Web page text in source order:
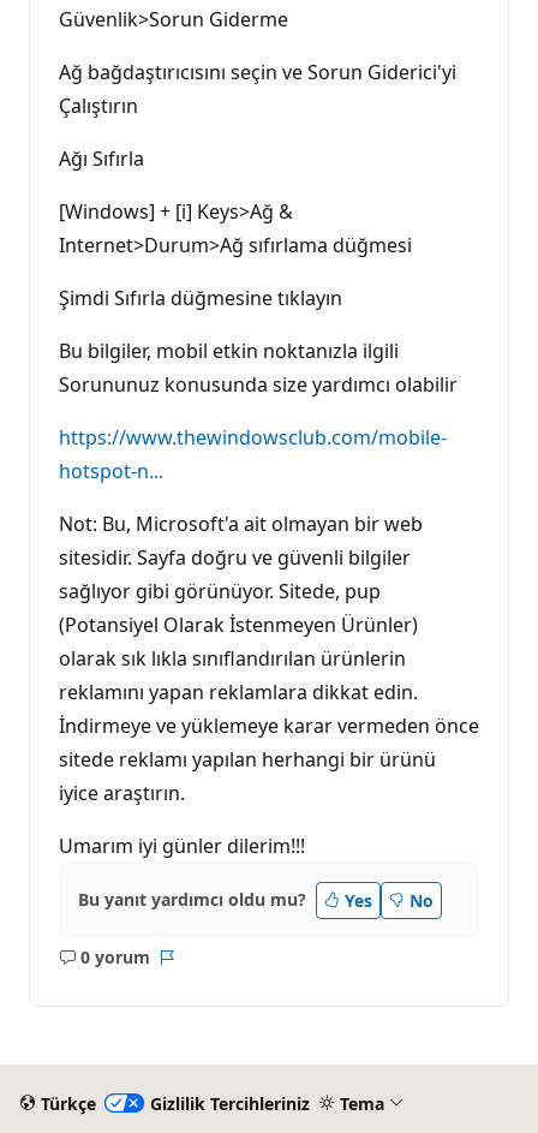
Güvenlik>Sorun Giderme
Ağ bağdaştırıcısını seçin ve Sorun Giderici'yi
Çalıştırın
Ağı Sıfırla
[Windows] + [i] Keys>Ağ &
Internet>Durum>Ağ sıfırlama düğmesi
Şimdi Sıfırla düğmesine tıklayın
Bu bilgiler, mobil etkin noktanızla ilgili
Sorununuz konusunda size yardımcı olabilir
https://www.thewindowsclub.com/mobile-
hotspot-n...
Not: Bu, Microsoft'a ait olmayan bir web
sitesidir. Sayfa doğru ve güvenli bilgiler
sağlıyor gibi görünüyor. Sitede, pup
(Potansiyel Olarak İstenmeyen Ürünler)
olarak sık lıkla sınıflandırılan ürünlerin
reklamını yapan reklamlara dikkat edin.
İndirmeye ve yüklemeye karar vermeden önce
sitede reklamı yapılan herhangi bir ürünü
iyice araştırın.
Umarım iyi günler dilerim!!!
Bu yanıt yardımcı oldu mu? Yes No
0 yorum
Açıklama
Türkçe Gizlilik Tercihleriniz Tema